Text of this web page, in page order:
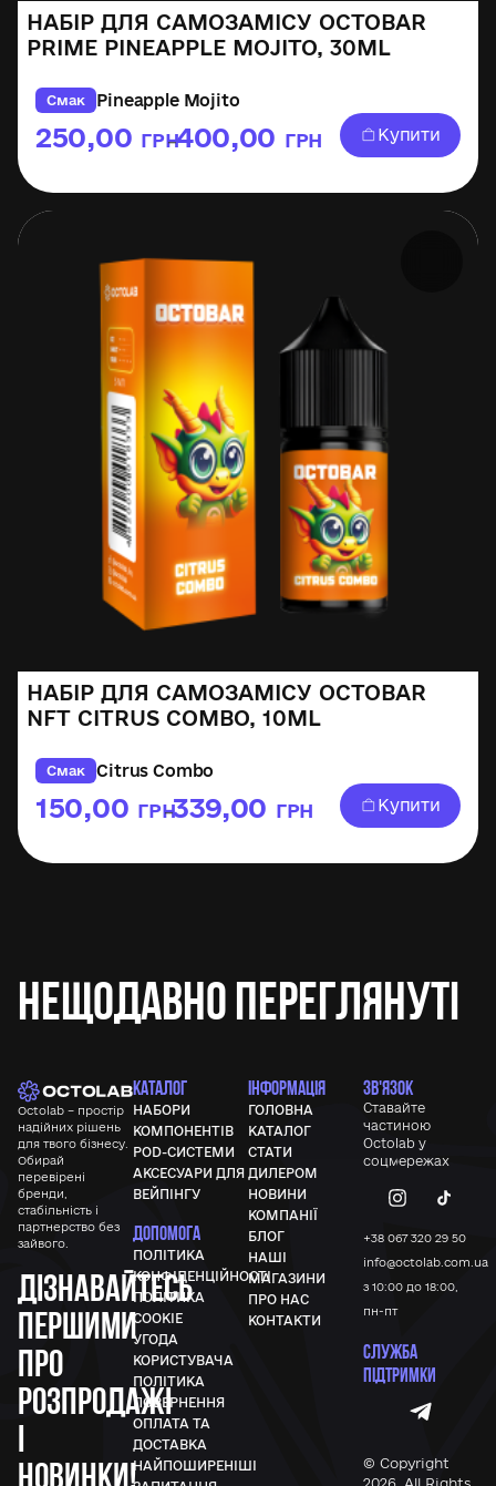
НАБІР ДЛЯ САМОЗАМІСУ OCTOBAR
PRIME PINEAPPLE MOJITO, 30ML
Смак Pineapple Mojito
250,00 ГРН
–400,00 ГРН Купити
НАБІР ДЛЯ САМОЗАМІСУ OCTOBAR
NFT CITRUS COMBO, 10ML
Смак Citrus Combo
150,00 ГРН
–339,00 ГРН Купити
Нещодавно переглянуті
Octolab – простір
надійних рішень
для твого бізнесу.
Обирай
перевірені
бренди,
стабільність і
партнерство без
зайвого.
Дізнавайтесь
першими
про
розпродажі
і
новинки!
КАТАЛОГ
НАБОРИ
КОМПОНЕНТІВ
POD-СИСТЕМИ
АКСЕСУАРИ ДЛЯ
ВЕЙПІНГУ
ДОПОМОГА
ПОЛІТИКА
КОНФІДЕНЦІЙНОСТІ
ПОЛІТИКА
COOKIE
УГОДА
КОРИСТУВАЧА
ПОЛІТИКА
ПОВЕРНЕННЯ
ОПЛАТА ТА
ДОСТАВКА
НАЙПОШИРЕНІШІ
ІНФОРМАЦІЯ
ГОЛОВНА
КАТАЛОГ
СТАТИ
ДИЛЕРОМ
НОВИНИ
КОМПАНІЇ
БЛОГ
НАШІ
МАГАЗИНИ
ПРО НАС
КОНТАКТИ
ЗВ'ЯЗОК
Ставайте
частиною
Octolab у
соцмережах
+38 067 320 29 50
info@octolab.com.ua
з 10:00 до 18:00,
пн-пт
СЛУЖБА
ПІДТРИМКИ
© Copyright
2026, All Rights